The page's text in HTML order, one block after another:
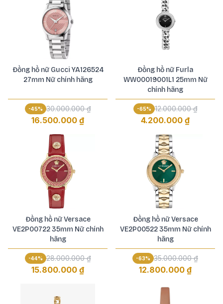
Đồng hồ nữ Gucci YA126524
27mm Nữ chính hãng
-45% 30.000.000 ₫
16.500.000 ₫
Đồng hồ nữ Furla
WW00019001L1 25mm Nữ
chính hãng
-65% 12.000.000 ₫
4.200.000 ₫
Đồng hồ nữ Versace
VE2P00722 35mm Nữ chính
hãng
-44% 28.000.000 ₫
15.800.000 ₫
Đồng hồ nữ Versace
VE2P00522 35mm Nữ chính
hãng
-63% 35.000.000 ₫
12.800.000 ₫